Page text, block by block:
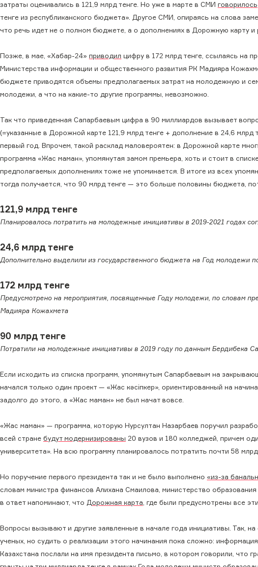
затраты оценивались в 121,9 млрд тенге. Но уже в марте в СМИ говорилось
тенге из республиканского бюджета». Другое СМИ, опираясь на слова
что речь идет не о полном бюджете, а о дополнениях в Дорожную карту
Позже, в мае, «Хабар-24» приводил цифру в 172 млрд тенге, ссылаясь на
Министерства информации и общественного развития РК Мадияра
бюджете приводятся объемы предполагаемых затрат на молодежную и
молодежи, а что на какие-то другие программы, невозможно.
Так что приведенная Сапарбаевым цифра в 90 миллиардов вызывает
(=указанные в Дорожной карте 121,9 млрд тенге + дополнение в 24,6
первый год. Впрочем, такой расклад маловероятен: в Дорожной карте
программа «Жас маман», упомянутая замом премьера, хоть и стоит в
предполагаемых дополнениях тоже не упоминается. В итоге из всех
тогда получается, что 90 млрд тенге — это больше половины бюджета,
121,9 млрд тенге
Планировалось потратить на молодежные инициативы в 2019-2021 годах
24,6 млрд тенге
Дополнительно выделили из государственного бюджета на Год молодежи
172 млрд тенге
Предусмотрено на мероприятия, посвященные Году молодежи, по словам
Мадияра Кожахмета
90 млрд тенге
Потратили на молодежные инициативы в 2019 году по данным Бердибека
Если исходить из списка программ, упомянутым Сапарбаевым на
начался только один проект — «Жас кәсіпкер», ориентированный на
задолго до этого, а «Жас маман» не был начат вовсе.
«Жас маман» — программа, которую Нурсултан Назарбаев поручил
всей стране будут модернизированы 20 вузов и 180 колледжей, причем
университета». На всю программу планировалось потратить почти 58 млрд
Но поручение первого президента так и не было выполнено «из-за
словам министра финансов Алихана Смаилова, министерство образования
в ответ напоминают, что Дорожная карта, где были предусмотрены все
Вопросы вызывают и другие заявленные в начале года инициативы. Так,
ученых, но судить о реализации этого начинания пока сложно:
Казахстана послали на имя президента письмо, в котором говорили, что